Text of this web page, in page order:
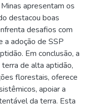
apresentam os
destacou boas
desafios com
a adoção de SSP
Em conclusão, a
de alta aptidão,
florestais, oferece
apoiar a
da terra. Esta